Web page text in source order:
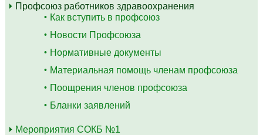
Профсоюз работников здравоохранения
Как вступить в профсоюз
Новости Профсоюза
Нормативные документы
Материальная помощь членам профсоюза
Поощрения членов профсоюза
Бланки заявлений
Мероприятия СОКБ №1